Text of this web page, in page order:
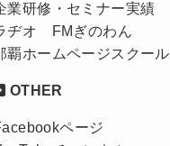
業研修・セミナー実績
ヂオ FMぎのわん
覇ホームページスクール
OTHER
ページ